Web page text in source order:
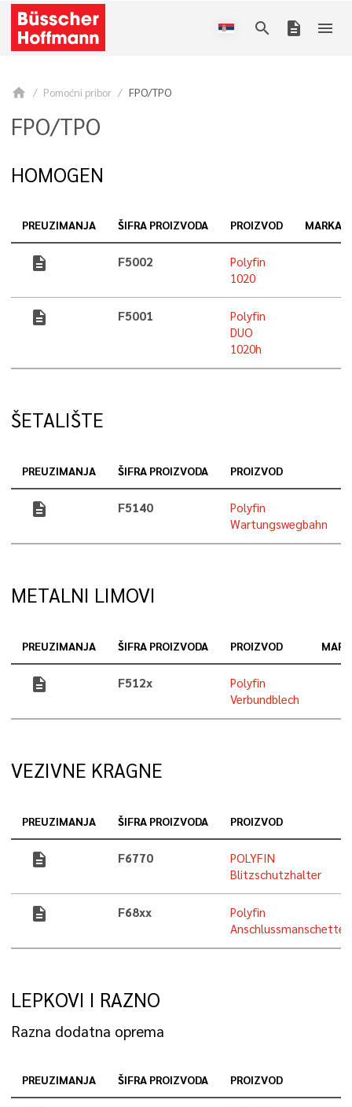
search description menu
home Pomoćni pribor FPO/TPO
FPO/TPO
HOMOGEN
PREUZIMANJA ŠIFRA PROIZVODA PROIZVOD MARKA
description F5002
Polyfin
1020
description F5001
Polyfin
DUO
1020h
ŠETALIŠTE
PREUZIMANJA ŠIFRA PROIZVODA PROIZVOD
description F5140
Polyfin
Wartungswegbahn
METALNI LIMOVI
PREUZIMANJA ŠIFRA PROIZVODA PROIZVOD
description F512x
Polyfin
Verbundblech
VEZIVNE KRAGNE
PREUZIMANJA ŠIFRA PROIZVODA PROIZVOD
description F6770
POLYFIN
Blitzschutzhalter
description F68xx
Polyfin
Anschlussmanschetten
LEPKOVI I RAZNO
Razna dodatna oprema
PREUZIMANJA ŠIFRA PROIZVODA PROIZVOD